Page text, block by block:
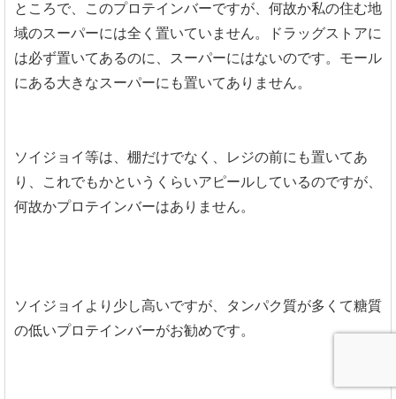
ところで、このプロテインバーですが、何故か私の住む地
域のスーパーには全く置いていません。ドラッグストアに
は必ず置いてあるのに、スーパーにはないのです。モール
にある大きなスーパーにも置いてありません。
ソイジョイ等は、棚だけでなく、レジの前にも置いてあ
り、これでもかというくらいアピールしているのですが、
何故かプロテインバーはありません。
ソイジョイより少し高いですが、タンパク質が多くて糖質
の低いプロテインバーがお勧めです。